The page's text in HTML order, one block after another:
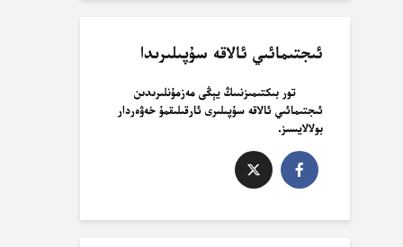
ئىجتىمائىي ئالاقە سۇپىلىرىدا
تور بىكتىمىزنىىڭ يېڭى مەزمۇنلىرىدىن
ئىجتىمائىي ئالاقە سۇپىلىرى ئارقىلىقمۇ خەۋەردار
بولالايسىز.